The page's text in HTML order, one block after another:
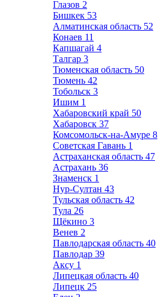
Глазов 2
Бишкек 53
Алматинская область 52
Конаев 11
Капшагай 4
Талгар 3
Тюменская область 50
Тюмень 42
Тобольск 3
Ишим 1
Хабаровский край 50
Хабаровск 37
Комсомольск-на-Амуре 8
Советская Гавань 1
Астраханская область 47
Астрахань 36
Знаменск 1
Нур-Султан 43
Тульская область 42
Тула 26
Щёкино 3
Венев 2
Павлодарская область 40
Павлодар 39
Аксу 1
Липецкая область 40
Липецк 25